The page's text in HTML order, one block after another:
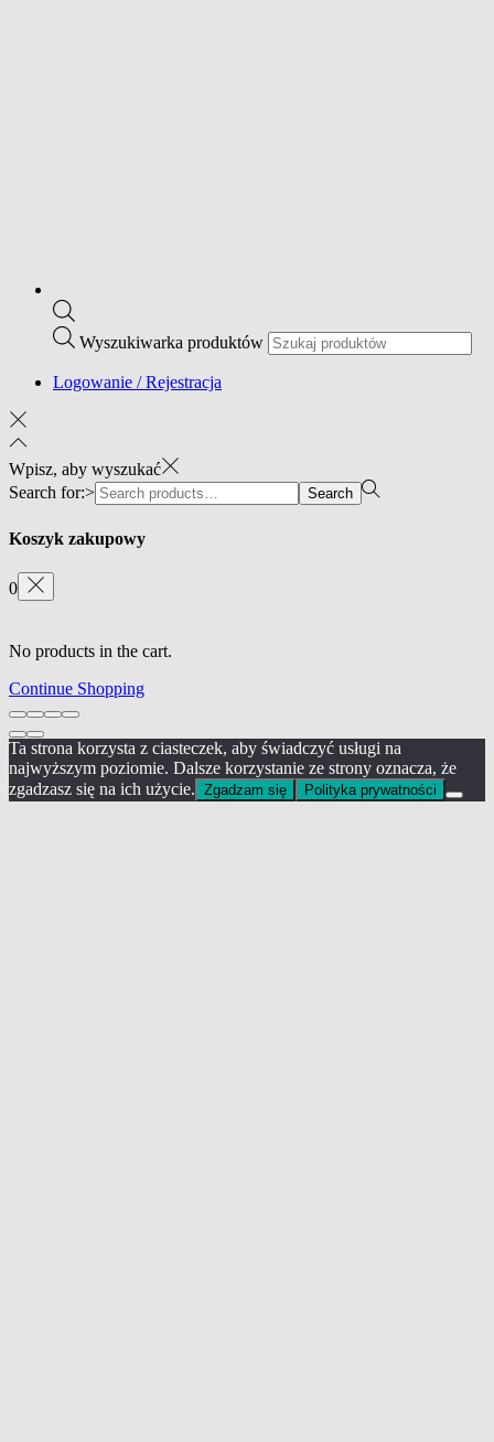
Wyszukiwarka produktów
Logowanie / Rejestracja
Wpisz, aby wyszukać
Search for:>
Search
Koszyk zakupowy
0
No products in the cart.
Continue Shopping
Ta strona korzysta z ciasteczek, aby świadczyć usługi na
najwyższym poziomie. Dalsze korzystanie ze strony oznacza, że
zgadzasz się na ich użycie. Zgadzam się Polityka prywatności